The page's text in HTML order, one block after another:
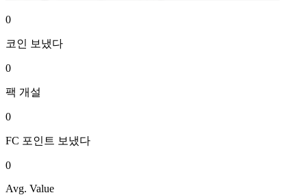
0
코인 보냈다
0
팩 개설
0
FC 포인트 보냈다
0
Avg. Value